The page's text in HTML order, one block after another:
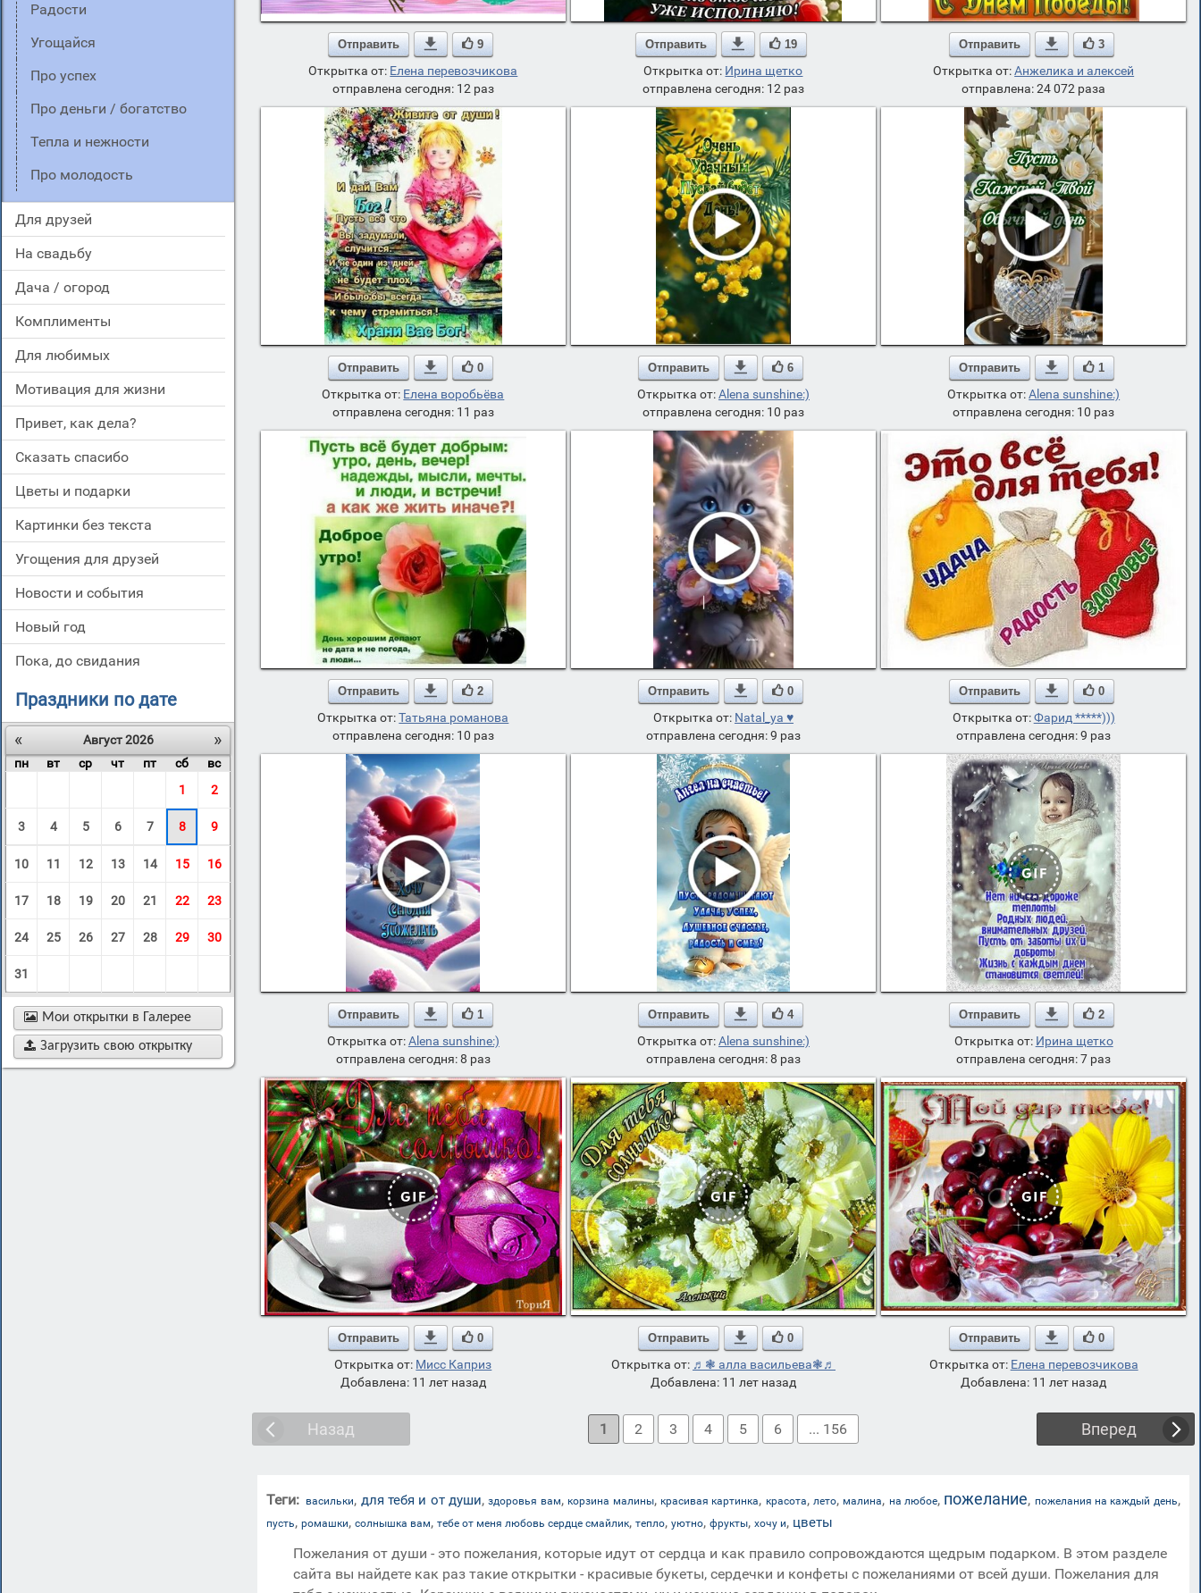
радости
угощайся
про успех
про деньги / богатство
тепла и нежности
про молодость
для друзей
на свадьбу
дача / огород
комплименты
для любимых
мотивация для жизни
привет, как дела?
сказать спасибо
цветы и подарки
картинки без текста
угощения для друзей
новости и события
новый год
пока, до свидания
Праздники по дате
«
»
Август 2026
пн
вт ср чт пт сб
вс
1
2
3 4 5 6 7 8 9
10 11 12 13 14 15 16
17 18 19 20 21 22 23
24 25 26 27 28 29 30
31
 Мои открытки в Галерее
 Загрузить свою открытку
Отправить  9
Открытка от: Елена перевозчикова
отправлена сегодня: 12 раз
Отправить  19
Открытка от: Ирина щетко
отправлена сегодня: 12 раз
Отправить  3
Открытка от:Анжелика и алексей
отправлена: 24 072 раза
Отправить  0
Открытка от: Елена воробьёва
отправлена сегодня: 11 раз
Отправить  6
Открытка от:Alena sunshine:)
отправлена сегодня: 10 раз
Отправить  1
Открытка от:Alena sunshine:)
отправлена сегодня: 10 раз
Отправить  2
Открытка от:Татьяна романова
отправлена сегодня: 10 раз
Отправить  0
Открытка от: Natal_ya ♥
отправлена сегодня: 9 раз
Отправить  0
Открытка от:Фарид *****)))
отправлена сегодня: 9 раз
Отправить  1
Открытка от:Alena sunshine:)
отправлена сегодня: 8 раз
Отправить  4
Открытка от:Alena sunshine:)
отправлена сегодня: 8 раз
Отправить  2
Открытка от: Ирина щетко
отправлена сегодня: 7 раз
Отправить  0
Открытка от: Мисс Каприз
Добавлена: 11 лет назад
Отправить  0
Открытка от: ♬❃ алла васильева❃♬
Добавлена: 11 лет назад
Отправить  0
Открытка от: Елена перевозчикова
Добавлена: 11 лет назад
Назад Вперед
1 2 3 4 5 6 ... 156
Теги: васильки, для тебя и от души,здоровья вам, корзина малины, красивая картинка, красота, лето, малина, на любое, пожелание, пожелания на каждый день,
пусть,ромашки,солнышка вам,тебе от меня любовь сердце смайлик,тепло,уютно,фрукты,хочу и, цветы
Пожелания от души - это пожелания, которые идут от сердца и как правило сопровождаются щедрым подарком. В этом разделе
сайта вы найдете как раз такие открытки - красивые букеты, сердечки и конфеты с пожеланиями от всей души. Пожелания для